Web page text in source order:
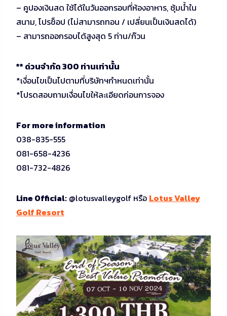
– คูปองเงินสด ใช้ได้ในวันออกรอบที่ห้องอาหาร, ซุ้มน้ำใน
สนาม, โปรช็อป (ไม่สามารถทอน / เปลี่ยนเป็นเงินสดได้)
– สามารถออกรอบได้สูงสุด 5 ท่าน/ก๊วน
** ด่วนจำกัด 300 ท่านเท่านั้น
*เงื่อนไขเป็นไปตามที่บริษัทฯกำหนดเท่านั้น
*โปรดสอบถามเงื่อนไขให้ละเอียดก่อนการจอง
For more information
038-835-555
081-658-4236
081-732-4826
Line Official: @lotusvalleygolf หรือ Lotus Valley
Golf Resort